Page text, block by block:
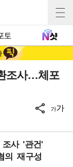
토
조사…체포
가가
사 '관건'
의 재구성